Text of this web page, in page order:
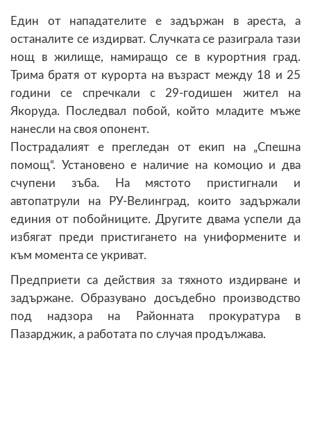
Един от нападателите е задържан в ареста, а
останалите се издирват. Случката се разиграла тази
нощ в жилище, намиращо се в курортния град.
Трима братя от курорта на възраст между 18 и 25
години се спречкали с 29-годишен жител на
Якоруда. Последвал побой, който младите мъже
нанесли на своя опонент.
Пострадалият е прегледан от екип на „Спешна
помощ“. Установено е наличие на комоцио и два
счупени зъба. На мястото пристигнали и
автопатрули на РУ-Велинград, които задържали
единия от побойниците. Другите двама успели да
избягат преди пристигането на униформените и
към момента се укриват.
Предприети са действия за тяхното издирване и
задържане. Образувано досъдебно производство
под надзора на Районната прокуратура в
Пазарджик, а работата по случая продължава.